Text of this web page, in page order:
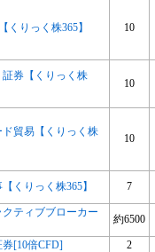
くりっく株365】 10
証券【くりっく株
10
ド貿易【くりっく株
10
くりっく株365】 7
クティブブローカー
約6500
券[10倍CFD]
2